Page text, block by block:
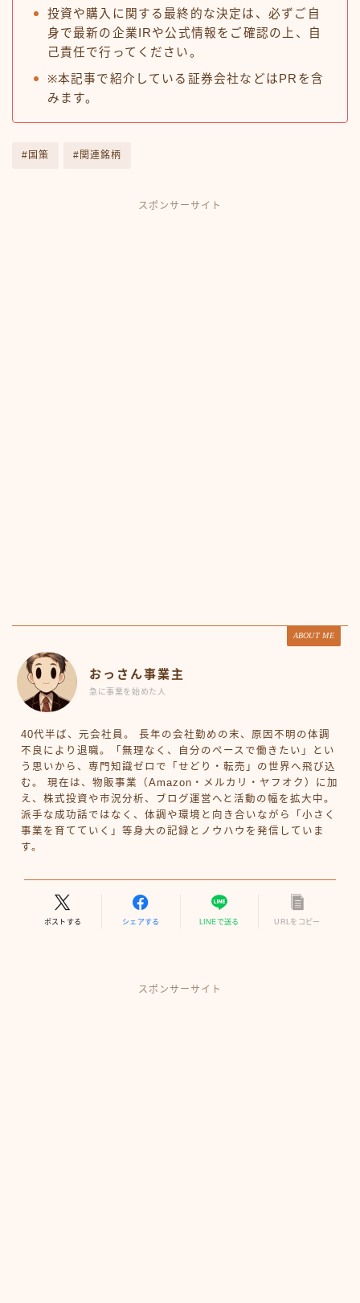
投資や購入に関する最終的な決定は、必ずご自
身で最新の企業IRや公式情報をご確認の上、自
己責任で行ってください。
※本記事で紹介している証券会社などはPRを含
みます。
#国策 #関連銘柄
スポンサーサイト
ABOUT ME
おっさん事業主
急に事業を始めた人
40代半ば、元会社員。 長年の会社勤めの末、原因不明の体調
不良により退職。「無理なく、自分のペースで働きたい」とい
う思いから、専門知識ゼロで「せどり・転売」の世界へ飛び込
む。 現在は、物販事業（Amazon・メルカリ・ヤフオク）に加
え、株式投資や市況分析、ブログ運営へと活動の幅を拡大中。
派手な成功話ではなく、体調や環境と向き合いながら「小さく
事業を育てていく」等身大の記録とノウハウを発信していま
す。
ポストする シェアする LINEで送る URLをコピー
スポンサーサイト